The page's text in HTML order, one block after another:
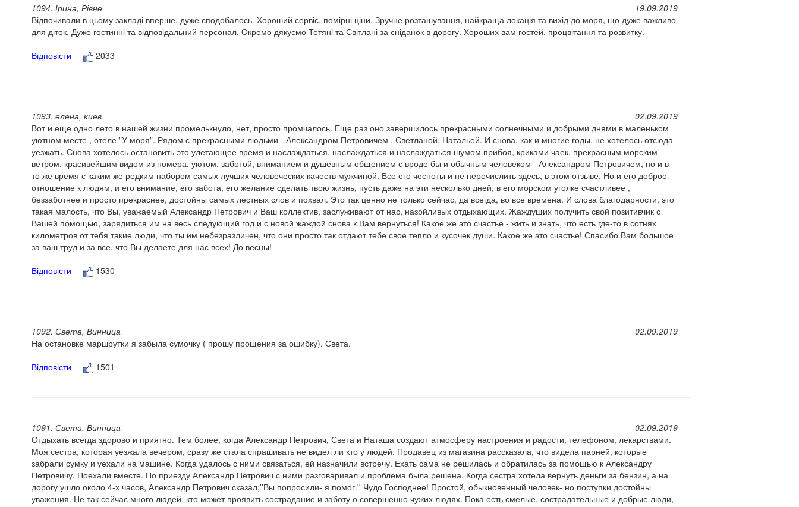
1094. Ірина, Рівне
19.09.2019
Відпочивали в цьому закладі вперше, дуже сподобалось. Хороший сервіс, помірні ціни. Зручне розташування, найкраща локація та вихід до моря, що дуже важливо
для діток. Дуже гостинні та відповідальний персонал. Окремо дякуємо Тетяні та Світлані за сніданок в дорогу. Хороших вам гостей, процвітання та розвитку.
Відповісти
2033
1093. елена, киев
02.09.2019
Вот и еще одно лето в нашей жизни промелькнуло, нет, просто промчалось. Еще раз оно завершилось прекрасными солнечными и добрыми днями в маленьком
уютном месте , отеле "У моря". Рядом с прекрасными людьми - Александром Петровичем , Светланой, Натальей. И снова, как и многие годы, не хотелось отсюда
уезжать. Снова хотелось остановить это улетающее время и наслаждаться, наслаждаться и наслаждаться шумом прибоя, криками чаек, прекрасным морским
ветром, красивейшим видом из номера, уютом, заботой, вниманием и душевным общением с вроде бы и обычным человеком - Александром Петровичем, но и в
то же время с каким же редким набором самых лучших человеческих качеств мужчиной. Все его чесноты и не перечислить здесь, в этом отзыве. Но и его доброе
отношение к людям, и его внимание, его забота, его желание сделать твою жизнь, пусть даже на эти несколько дней, в его морском уголке счастливее ,
беззаботнее и просто прекраснее, достойны самых лестных слов и похвал. Это так ценно не только сейчас, да всегда, во все времена. И слова благодарности, это
такая малость, что Вы, уважаемый Александр Петрович и Ваш коллектив, заслуживают от нас, назойливых отдыхающих. Жаждущих получить свой позитивчик с
Вашей помощью, зарядиться им на весь следующий год и с новой жаждой снова к Вам вернуться! Какое же это счастье - жить и знать, что есть где-то в сотнях
километров от тебя такие люди, что ты им небезразличен, что они просто так отдают тебе свое тепло и кусочек души. Какое же это счастье! Спасибо Вам большое
за ваш труд и за все, что Вы делаете для нас всех! До весны!
Відповісти
1530
1092. Света, Винница
02.09.2019
На остановке маршрутки я забыла сумочку ( прошу прощения за ошибку). Света.
Відповісти
1501
1091. Света, Винница
02.09.2019
Отдыхать всегда здорово и приятно. Тем более, когда Александр Петрович, Света и Наташа создают атмосферу настроения и радости, телефоном, лекарствами.
Моя сестра, которая уезжала вечером, сразу же стала спрашивать не видел ли кто у людей. Продавец из магазина рассказала, что видела парней, которые
забрали сумку и уехали на машине. Когда удалось с ними связаться, ей назначили встречу. Ехать сама не решилась и обратилась за помощью к Александру
Петровичу. Поехали вместе. По приезду Александр Петрович с ними разговаривал и проблема была решена. Когда сестра хотела вернуть деньги за бензин, а на
дорогу ушло около 4-х часов, Александр Петрович сказал;''Вы попросили- я помог.'' Чудо Господнее! Простой, обыкновенный человек- но поступки достойны
уважения. Не так сейчас много людей, кто может проявить сострадание и заботу о совершенно чужих людях. Пока есть смелые, сострадательные и добрые люди,